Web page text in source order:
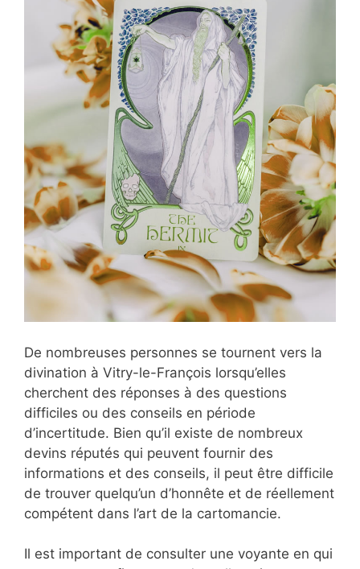
De nombreuses personnes se tournent vers la
divination à Vitry-le-François lorsqu’elles
cherchent des réponses à des questions
difficiles ou des conseils en période
d’incertitude. Bien qu’il existe de nombreux
devins réputés qui peuvent fournir des
informations et des conseils, il peut être difficile
de trouver quelqu’un d’honnête et de réellement
compétent dans l’art de la cartomancie.
Il est important de consulter une voyante en qui